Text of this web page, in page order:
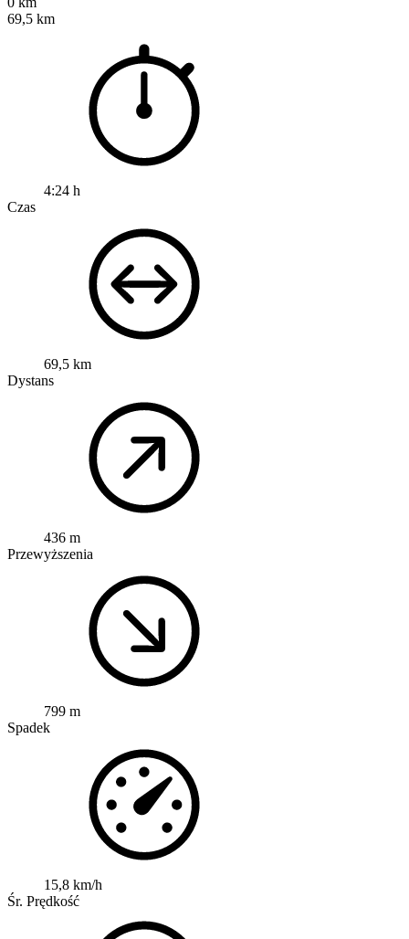
69,5 km
4:24 h
Czas
69,5 km
Dystans
436 m
Przewyższenia
799 m
Spadek
15,8 km/h
Śr. Prędkość